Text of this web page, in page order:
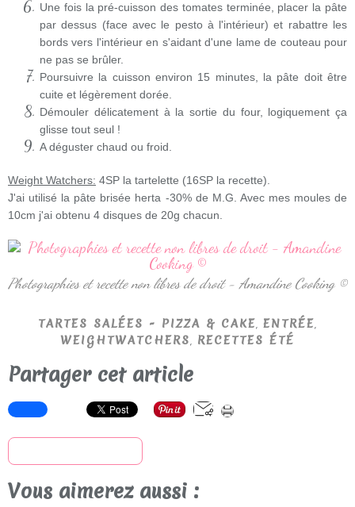
Une fois la pré-cuisson des tomates terminée, placer la pâte
par dessus (face avec le pesto à l'intérieur) et rabattre les
bords vers l'intérieur en s'aidant d'une lame de couteau pour
ne pas se brûler.
Poursuivre la cuisson environ 15 minutes, la pâte doit être
cuite et légèrement dorée.
Démouler délicatement à la sortie du four, logiquement ça
glisse tout seul !
A déguster chaud ou froid.
Weight Watchers: 4SP la tartelette (16SP la recette).
J'ai utilisé la pâte brisée herta -30% de M.G. Avec mes moules de
10cm j'ai obtenu 4 disques de 20g chacun.
Photographies et recette non libres de droit - Amandine Cooking ©
TARTES SALÉES - PIZZA & CAKE, ENTRÉE,
WEIGHTWATCHERS, RECETTES ÉTÉ
Partager cet article
Vous aimerez aussi :